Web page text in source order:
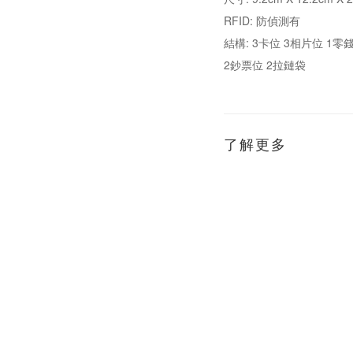
RFID: 防偵測有
結構: 3卡位 3相片位 1零
2鈔票位 2拉鏈袋
了解更多